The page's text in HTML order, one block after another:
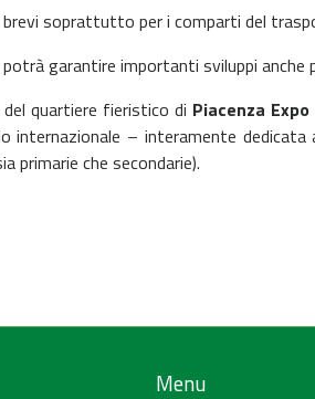
soprattutto per i comparti del
garantire importanti sviluppi
del quartiere fieristico di Piacenza
internazionale – interamente
primarie che secondarie).
Menu